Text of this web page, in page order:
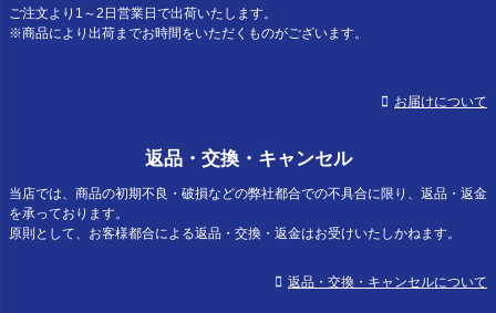
ご注文より1～2日営業日で出荷いたします。
※商品により出荷までお時間をいただくものがございます。
お届けについて
返品・交換・キャンセル
当店では、商品の初期不良・破損などの弊社都合での不具合に限り、返品・返金
を承っております。
原則として、お客様都合による返品・交換・返金はお受けいたしかねます。
返品・交換・キャンセルについて